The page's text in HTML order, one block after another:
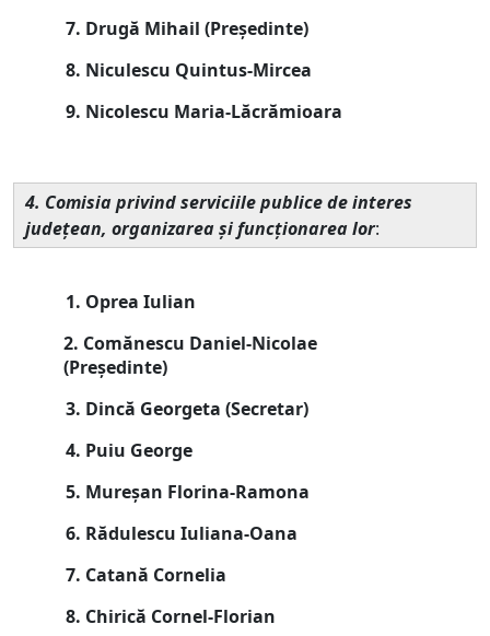
7. Drugă Mihail (Președinte)
8. Niculescu Quintus-Mircea
9. Nicolescu Maria-Lăcrămioara
4. Comisia privind serviciile publice de interes
judeţean, organizarea şi funcţionarea lor:
1. Oprea Iulian
2. Comănescu Daniel-Nicolae
(Președinte)
3. Dincă Georgeta (Secretar)
4. Puiu George
5. Mureșan Florina-Ramona
6. Rădulescu Iuliana-Oana
7. Catană Cornelia
8. Chirică Cornel-Florian